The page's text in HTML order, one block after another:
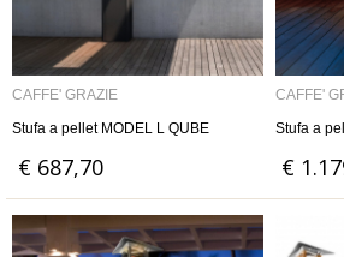
CAFFE' GRAZIE
Stufa a pellet MODEL L QUBE
€ 687,70
CAFFE'
Stufa a
€